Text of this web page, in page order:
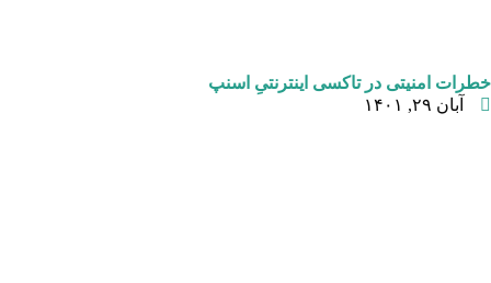
خطرات امنیتی در تاکسی اینترنتیِ اسنپ
آبان ۲۹, ۱۴۰۱